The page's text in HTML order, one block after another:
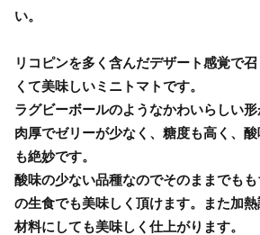
い。
リコピンを多く含んだデザート感覚で
くて美味しいミニトマトです。
ラグビーボールのようなかわいらしい形
肉厚でゼリーが少なく、糖度も高く、
も絶妙です。
酸味の少ない品種なのでそのままでも
の生食でも美味しく頂けます。また加
材料にしても美味しく仕上がります。